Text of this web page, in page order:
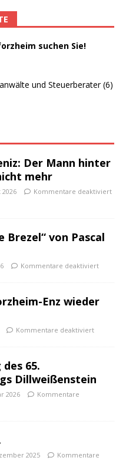
suchen Sie!
und Steuerberater (6)
Der Mann hinter
mehr
Kommentare deaktiviert
Brezel“ von Pascal
Kommentare deaktiviert
Enz wieder
Kommentare deaktiviert
65.
Dillweißenstein
2026
Kommentare
2025
Kommentare